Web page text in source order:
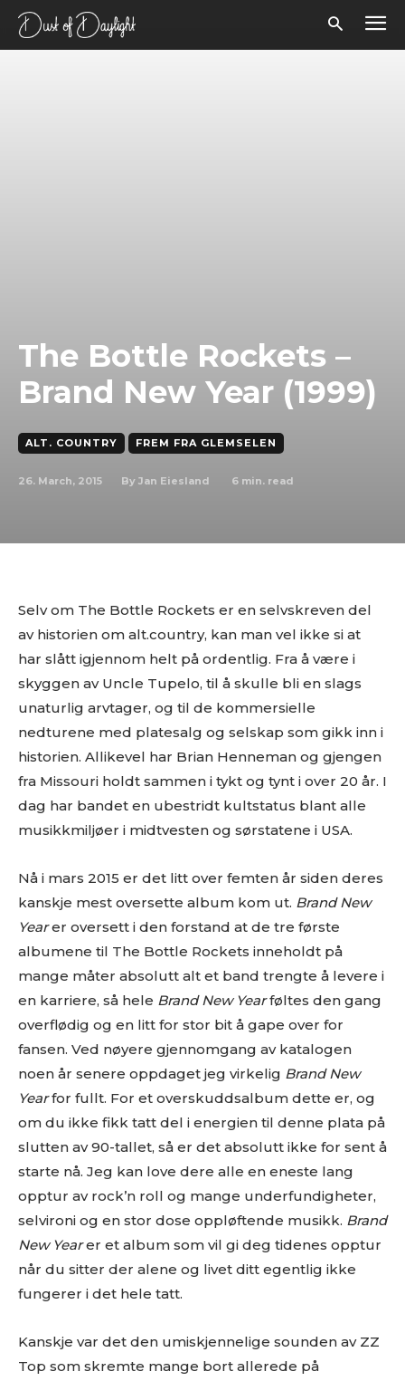
The Bottle Rockets –
Brand New Year (1999)
ALT. COUNTRY FREM FRA GLEMSELEN
26. March, 2015 By Jan Eiesland 6 min. read
Selv om The Bottle Rockets er en selvskreven del
av historien om alt.country, kan man vel ikke si at
har slått igjennom helt på ordentlig. Fra å være i
skyggen av Uncle Tupelo, til å skulle bli en slags
unaturlig arvtager, og til de kommersielle
nedturene med platesalg og selskap som gikk inn i
historien. Allikevel har Brian Henneman og gjengen
fra Missouri holdt sammen i tykt og tynt i over 20 år. I
dag har bandet en ubestridt kultstatus blant alle
musikkmiljøer i midtvesten og sørstatene i USA.
Nå i mars 2015 er det litt over femten år siden deres
kanskje mest oversette album kom ut. Brand New
Yearer oversett i den forstand at de tre første
albumene til The Bottle Rockets inneholdt på
mange måter absolutt alt et band trengte å levere i
en karriere, så hele Brand New Yearføltes den gang
overflødig og en litt for stor bit å gape over for
fansen. Ved nøyere gjennomgang av katalogen
noen år senere oppdaget jeg virkelig Brand New
Yearfor fullt. For et overskuddsalbum dette er, og
om du ikke fikk tatt del i energien til denne plata på
slutten av 90-tallet, så er det absolutt ikke for sent å
starte nå. Jeg kan love dere alle en eneste lang
opptur av rock’n roll og mange underfundigheter,
selvironi og en stor dose oppløftende musikk. Brand
New Yearer et album som vil gi deg tidenes opptur
når du sitter der alene og livet ditt egentlig ikke
fungerer i det hele tatt.
Kanskje var det den umiskjennelige sounden av ZZ
Top som skremte mange bort allerede på